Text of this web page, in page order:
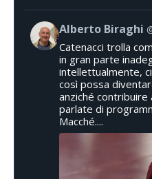
Alberto Biraghi
Catenacci trolla
in gran parte
intellettualmente,
così possa
anziché
parlate di
Macché....